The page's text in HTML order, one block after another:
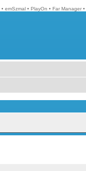
• emSzmal • PlayOn • Far Manager •